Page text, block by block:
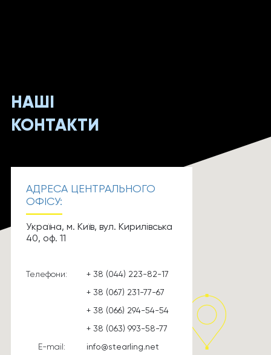
НАШІ
КОНТАКТИ
АДРЕСА ЦЕНТРАЛЬНОГО
ОФІСУ:
Україна, м. Київ, вул. Кирилівська
40, оф. 11
Телефони:
+ 38 (044) 223-82-17
+ 38 (067) 231-77-67
+ 38 (066) 294-54-54
+ 38 (063) 993-58-77
E-mail:
info@stearling.net